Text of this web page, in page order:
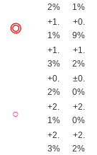
◎
2%
1%
+1.
1%
+0.
9%
+1.
3%
+1.
2%
○
+0.
2%
±0.
0%
+2.
1%
+2.
0%
+2.
3%
+2.
2%